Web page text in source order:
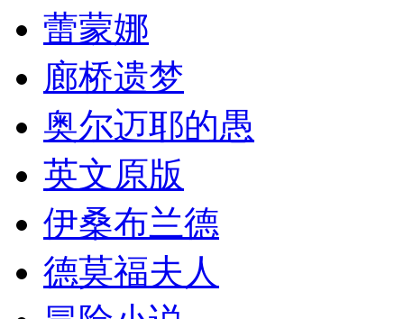
蕾蒙娜
廊桥遗梦
奥尔迈耶的愚
英文原版
伊桑布兰德
德莫福夫人